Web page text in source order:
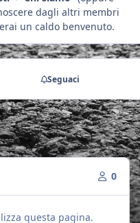
dagli altri membri
un caldo benvenuto.
Seguaci
0
questa pagina.